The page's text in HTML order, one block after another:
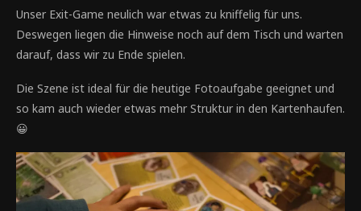
Unser Exit-Game neulich war etwas zu kniffelig für uns.
Deswegen liegen die Hinweise noch auf dem Tisch und warten
darauf, dass wir zu Ende spielen.
Die Szene ist ideal für die heutige Fotoaufgabe geeignet und
so kam auch wieder etwas mehr Struktur in den Kartenhaufen.
😀